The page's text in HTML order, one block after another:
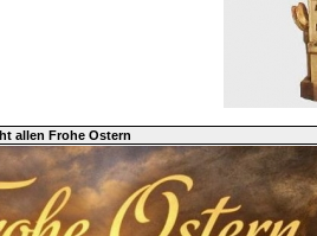
allen Frohe Ostern